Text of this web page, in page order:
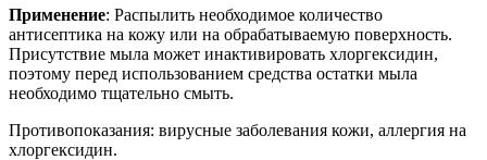
Применение: Распылить необходимое количество
антисептика на кожу или на обрабатываемую поверхность.
Присутствие мыла может инактивировать хлоргексидин,
поэтому перед использованием средства остатки мыла
необходимо тщательно смыть.
Противопоказания: вирусные заболевания кожи, аллергия на
хлоргексидин.